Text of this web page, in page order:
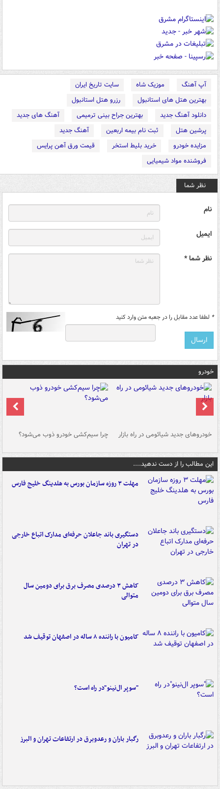
آپ آهنگ موزیک شاه
سایت تاریخ ایران
بهترین هتل های استانبول
رزرو هتل استانبول
دانلود آهنگ جدید
بهترین جراح بینی ترمیمی
آهنگ های جدید
پرشین هتل
ثبت نام بیمه اربعین
آهنگ جدید
مزایده خودرو
خرید بلیط استخر
قیمت ورق آهن پرایس
فروشنده مواد شیمیایی
نظر شما
نام
ایمیل
نظر شما *
* لطفا عدد مقابل را در جعبه متن وارد کنید
خودرو
خودروهای جدید شیائومی در راه بازار چرا سیم‌کشی خودرو ذوب می‌شود؟
این مطالب را از دست ندهید....
مهلت ۳ روزه سازمان بورس به هلدینگ خلیج فارس
دستگیری باند جاعلان حرفه‌ای مدارک اتباع خارجی
در تهران
کاهش ۳ درصدی مصرف برق برای دومین سال
متوالی
کامیون با راننده ۸ ساله در اصفهان توقیف شد
"سوپر ال‌نینو"در راه است؟
رگبار باران و رعدوبرق در ارتفاعات تهران و البرز